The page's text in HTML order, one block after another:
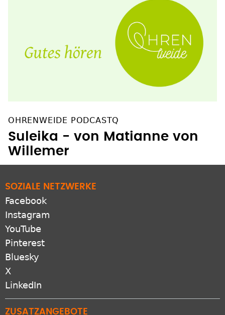
OHRENWEIDE PODCASTQ
Suleika - von Matianne von
Willemer
SOZIALE NETZWERKE
Facebook
Instagram
YouTube
Pinterest
Bluesky
X
LinkedIn
ZUSATZANGEBOTE